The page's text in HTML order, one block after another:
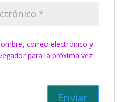
correo electrónico y
para la próxima vez